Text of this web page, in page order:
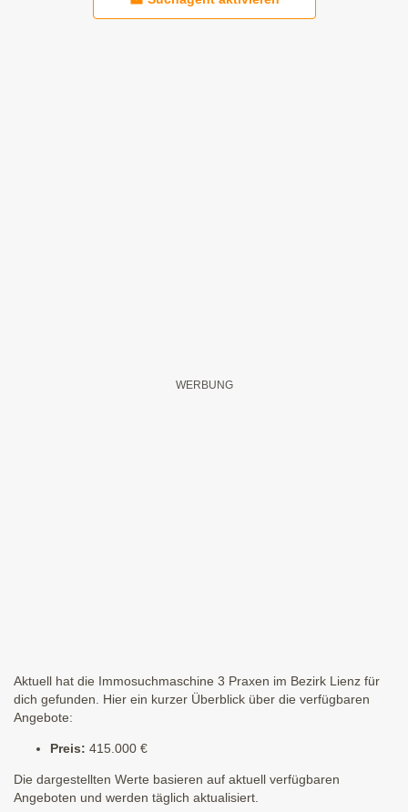
Aktuell hat die Immosuchmaschine 3 Praxen im Bezirk Lienz für
dich gefunden. Hier ein kurzer Überblick über die verfügbaren
Angebote:
Preis: 415.000 €
Die dargestellten Werte basieren auf aktuell verfügbaren
Angeboten und werden täglich aktualisiert.